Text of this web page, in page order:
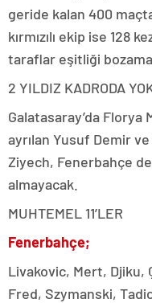
geride kalan 400
kırmızılı ekip ise 128
taraflar eşitliği
2 YILDIZ KADRODA
Galatasaray’da Florya
ayrılan Yusuf Demir
Ziyech, Fenerbahçe
almayacak.
MUHTEMEL 11’LER
Fenerbahçe;
Livakovic, Mert, Djiku,
Fred, Szymanski,